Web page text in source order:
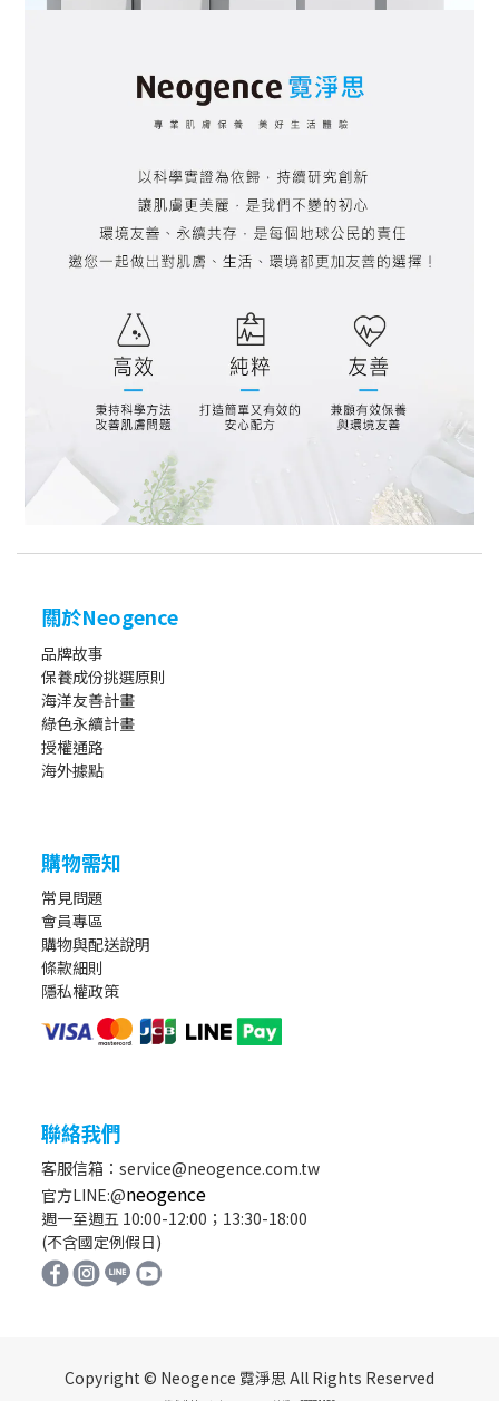
關於Neogence
品牌故事
保養成份挑選原則
海洋友善計畫
綠色永續計畫
授權通路
海外據點
購物需知
常見問題
會員專區
購物與配送說明
條款細則
隱私權政策
聯絡我們
客服信箱：service@neogence.com.tw
官方LINE:@neogence
週一至週五 10:00-12:00；13:30-18:00
(不含國定例假日)
Copyright © Neogence 霓淨思 All Rights Reserved